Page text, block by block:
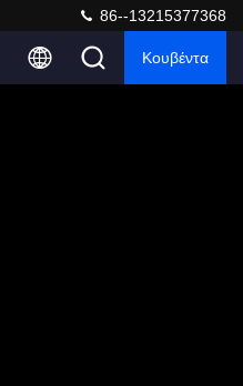
86--13215377368
Κουβέντα